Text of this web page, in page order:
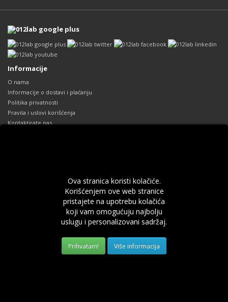
Ova stranica koristi kolačiće.
Korišćenjem ove web stranice
pristajete na upotrebu kolačića
koji vam omogućuju najbolju
uslugu i personalizovani sadržaj.
Više informacija
Informacije
O nama
Informacije o dostavi i plaćanju
Politika privatnosti
Pravila i uslovi korišćenja
Kontaktirate nas
Prethodne narudžbine